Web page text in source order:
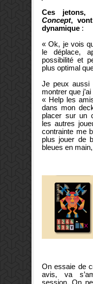
Ces jetons,
Concept,
dynamique :
« Ok, je vois
le déplace,
possibilité et
plus optimal
Je peux aussi
montrer que
« Help les
dans mon
placer sur un
les autres
contrainte me
plus jouer de
bleues en
On essaie de
avis, va
session. On